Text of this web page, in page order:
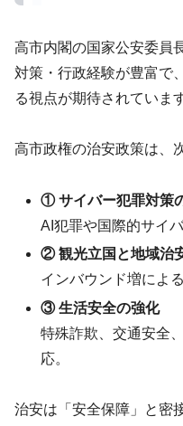
高市内閣の国家公安委員
対策・行政経験が豊富で
る視点が期待されていま
高市政権の治安政策は、
① サイバー犯罪対策
AI犯罪や国際的サイ
② 観光立国と地域治
インバウンド増によ
③ 生活安全の強化
特殊詐欺、交通安全
応。
治安は「安全保障」と密